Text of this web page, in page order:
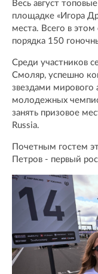
Весь август
площадке «Игора
места. Всего в
порядка 150
Среди участников
Смоляр, успешно
звездами мирового
молодежных
занять призовое
Russia.
Почетным гостем
Петров - первый